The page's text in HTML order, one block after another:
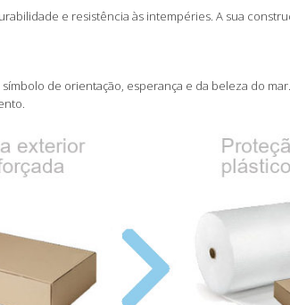
e resistência às intempéries. A sua
de orientação, esperança e da beleza do